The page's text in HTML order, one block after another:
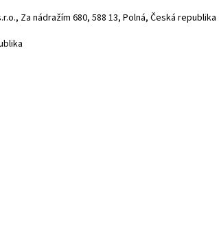
Za nádražím 680, 588 13, Polná, Česká republika